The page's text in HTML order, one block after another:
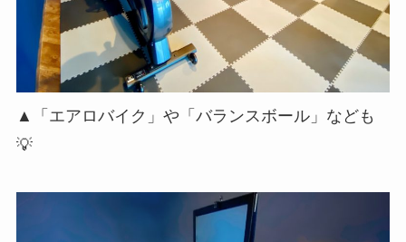
▲「エアロバイク」や「バランスボール」なども
💡